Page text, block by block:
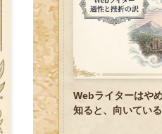
Webライターはや
知ると、向いてい